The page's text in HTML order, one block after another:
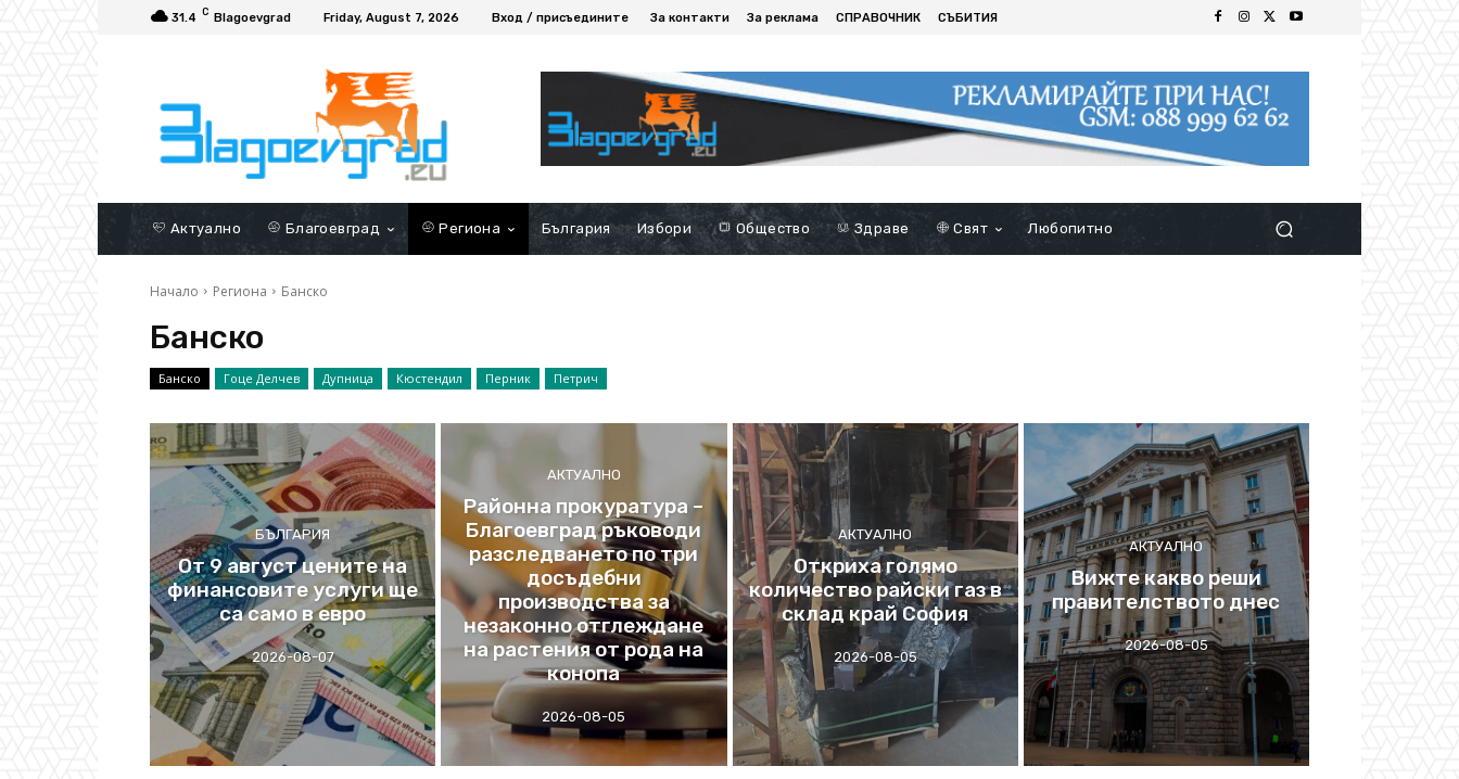
31.4 C Blagoevgrad Friday, August 7, 2026 Вход / присъедините За контакти За реклама СПРАВОЧНИК СЪБИТИЯ
Актуално Благоевград Региона България Избори Общество Здраве Свят Любопитно
Начало Региона Банско
Банско
Банско Гоце Делчев Дупница Кюстендил Перник Петрич
БЪЛГАРИЯ
От 9 август цените на
финансовите услуги ще
са само в евро
2026-08-07
АКТУАЛНО
Районна прокуратура –
Благоевград ръководи
разследването по три
досъдебни
производства за
незаконно отглеждане
на растения от рода на
конопа
2026-08-05
АКТУАЛНО
Откриха голямо
количество райски газ в
склад край София
2026-08-05
АКТУАЛНО
Вижте какво реши
правителството днес
2026-08-05